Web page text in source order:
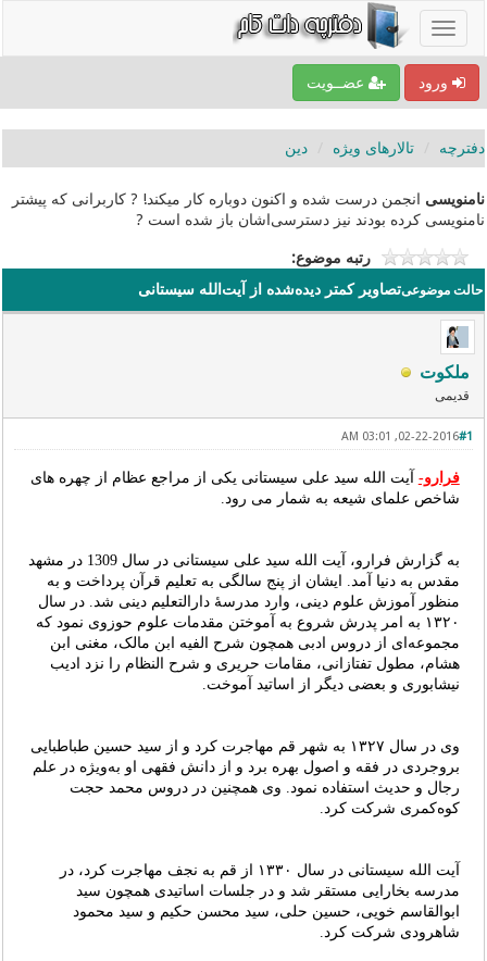
ورود عضــویت
دفترچه تالارهای ویژه دین
نامنویسی انجمن درست شده و اکنون دوباره کار میکند! ? کاربرانی که پیشتر
نامنویسی کرده بودند نیز دسترسی‌اشان باز شده است ?
رتبه موضوع:
حالت موضوعیتصاویر کمتر دیده‌شده از آیت‌الله سیستانی
ملکوت
قدیمی
#1
02-22-2016, 03:01 AM
فرارو- آیت الله سید علی سیستانی یکی از مراجع عظام از چهره های
شاخص علمای شیعه به شمار می رود.
به گزارش فرارو، آیت الله سید علی سیستانی در سال 1309 در مشهد
مقدس به دنیا آمد. ایشان از پنج سالگی به تعلیم قرآن پرداخت و به
منظور آموزش علوم دینی، وارد مدرسهٔ دارالتعلیم دینی شد. در سال
۱۳۲۰ به امر پدرش شروع به آموختن مقدمات علوم حوزوی نمود که
مجموعه‌ای از دروس ادبی همچون شرح الفیه ابن مالک، مغنی ابن
هشام، مطول تفتازانی، مقامات حریری و شرح النظام را نزد ادیب
نیشابوری و بعضی دیگر از اساتید آموخت.
وی در سال ۱۳۲۷ به شهر قم مهاجرت کرد و از سید حسین طباطبایی
بروجردی در فقه و اصول بهره برد و از دانش فقهی او به‌ویژه در علم
رجال و حدیث استفاده نمود. وی همچنین در دروس محمد حجت
کوه‌کمری شرکت کرد.
آیت الله سیستانی در سال ۱۳۳۰ از قم به نجف مهاجرت کرد، در
مدرسه بخارایی مستقر شد و در جلسات اساتیدی همچون سید
ابوالقاسم خویی، حسین حلی، سید محسن حکیم و سید محمود
شاهرودی شرکت کرد.